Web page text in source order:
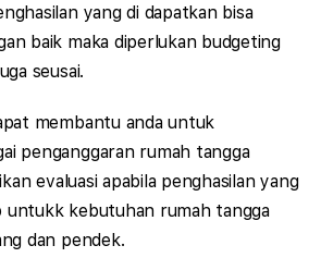
yang di dapatkan bisa
baik maka diperlukan budgeting
seusai.
membantu anda untuk
penganggaran rumah tangga
evaluasi apabila penghasilan yang
untukk kebutuhan rumah tangga
dan pendek.